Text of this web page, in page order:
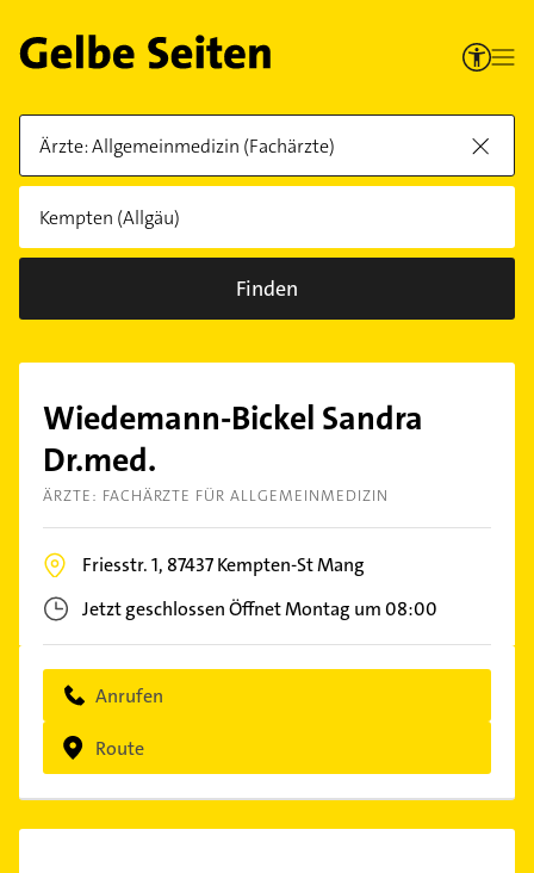
Finden
Wiedemann-Bickel Sandra
Dr.med.
ÄRZTE: FACHÄRZTE FÜR ALLGEMEINMEDIZIN
Friesstr. 1, 87437Kempten-St Mang
Jetzt geschlossenÖffnet Montag um 08:00
Anrufen
Route